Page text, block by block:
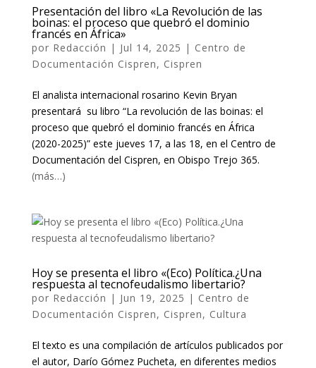
Presentación del libro «La Revolución de las
boinas: el proceso que quebró el dominio
francés en África»
por Redacción | Jul 14, 2025 | Centro de
Documentación Cispren, Cispren
El analista internacional rosarino Kevin Bryan
presentará su libro “La revolución de las boinas: el
proceso que quebró el dominio francés en África
(2020-2025)” este jueves 17, a las 18, en el Centro de
Documentación del Cispren, en Obispo Trejo 365.
(más…)
Hoy se presenta el libro «(Eco) Política.¿Una
respuesta al tecnofeudalismo libertario?
por Redacción | Jun 19, 2025 | Centro de
Documentación Cispren, Cispren, Cultura
El texto es una compilación de artículos publicados por
el autor, Darío Gómez Pucheta, en diferentes medios